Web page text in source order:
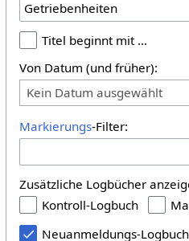
Titel beginnt mit …
Von Datum (und früher):
Kein Datum ausgewählt
Markierungs-Filter:
Zusätzliche Logbücher
Kontroll-Logbuch
Neuanmeldungs-Logbuch